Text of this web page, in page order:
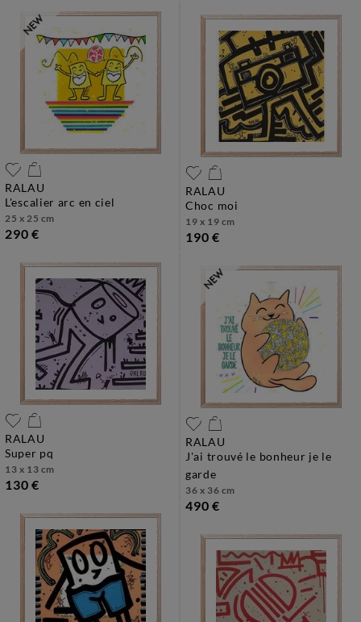
RALAU
l'escalier arc en ciel
25 x 25 cm
290 €
RALAU
choc moi
19 x 19 cm
190 €
RALAU
super pq
13 x 13 cm
130 €
RALAU
j'ai trouvé le bonheur je le
garde
36 x 36 cm
490 €